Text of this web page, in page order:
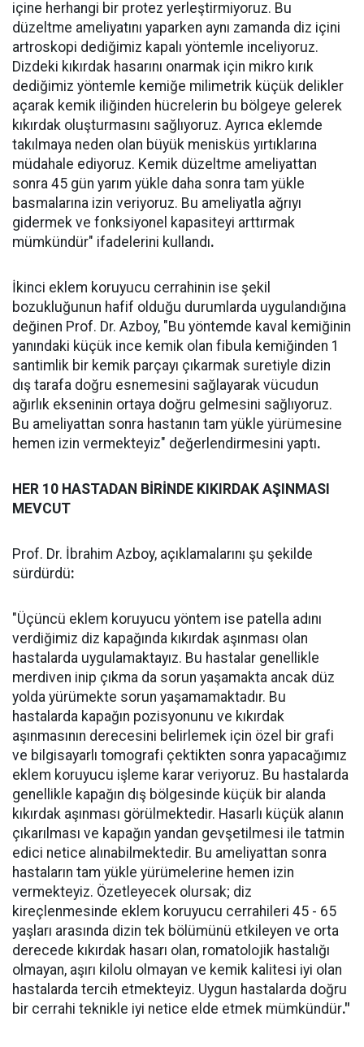
içine herhangi bir protez yerleştirmiyoruz. Bu
düzeltme ameliyatını yaparken aynı zamanda diz içini
artroskopi dediğimiz kapalı yöntemle inceliyoruz.
Dizdeki kıkırdak hasarını onarmak için mikro kırık
dediğimiz yöntemle kemiğe milimetrik küçük delikler
açarak kemik iliğinden hücrelerin bu bölgeye gelerek
kıkırdak oluşturmasını sağlıyoruz. Ayrıca eklemde
takılmaya neden olan büyük menisküs yırtıklarına
müdahale ediyoruz. Kemik düzeltme ameliyattan
sonra 45 gün yarım yükle daha sonra tam yükle
basmalarına izin veriyoruz. Bu ameliyatla ağrıyı
gidermek ve fonksiyonel kapasiteyi arttırmak
mümkündür" ifadelerini kullandı.
İkinci eklem koruyucu cerrahinin ise şekil
bozukluğunun hafif olduğu durumlarda uygulandığına
değinen Prof. Dr. Azboy, "Bu yöntemde kaval kemiğinin
yanındaki küçük ince kemik olan fibula kemiğinden 1
santimlik bir kemik parçayı çıkarmak suretiyle dizin
dış tarafa doğru esnemesini sağlayarak vücudun
ağırlık ekseninin ortaya doğru gelmesini sağlıyoruz.
Bu ameliyattan sonra hastanın tam yükle yürümesine
hemen izin vermekteyiz" değerlendirmesini yaptı.
HER 10 HASTADAN BİRİNDE KIKIRDAK AŞINMASI
MEVCUT
Prof. Dr. İbrahim Azboy, açıklamalarını şu şekilde
sürdürdü:
"Üçüncü eklem koruyucu yöntem ise patella adını
verdiğimiz diz kapağında kıkırdak aşınması olan
hastalarda uygulamaktayız. Bu hastalar genellikle
merdiven inip çıkma da sorun yaşamakta ancak düz
yolda yürümekte sorun yaşamamaktadır. Bu
hastalarda kapağın pozisyonunu ve kıkırdak
aşınmasının derecesini belirlemek için özel bir grafi
ve bilgisayarlı tomografi çektikten sonra yapacağımız
eklem koruyucu işleme karar veriyoruz. Bu hastalarda
genellikle kapağın dış bölgesinde küçük bir alanda
kıkırdak aşınması görülmektedir. Hasarlı küçük alanın
çıkarılması ve kapağın yandan gevşetilmesi ile tatmin
edici netice alınabilmektedir. Bu ameliyattan sonra
hastaların tam yükle yürümelerine hemen izin
vermekteyiz. Özetleyecek olursak; diz
kireçlenmesinde eklem koruyucu cerrahileri 45 - 65
yaşları arasında dizin tek bölümünü etkileyen ve orta
derecede kıkırdak hasarı olan, romatolojik hastalığı
olmayan, aşırı kilolu olmayan ve kemik kalitesi iyi olan
hastalarda tercih etmekteyiz. Uygun hastalarda doğru
bir cerrahi teknikle iyi netice elde etmek mümkündür."